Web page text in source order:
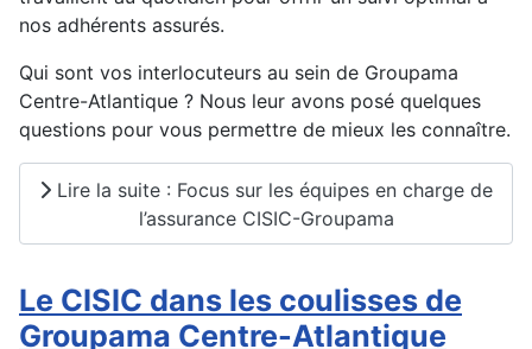
nos adhérents assurés.
Qui sont vos interlocuteurs au sein de Groupama
Centre-Atlantique ? Nous leur avons posé quelques
questions pour vous permettre de mieux les connaître.
Lire la suite : Focus sur les équipes en charge de
l’assurance CISIC-Groupama
Le CISIC dans les coulisses de
Groupama Centre-Atlantique